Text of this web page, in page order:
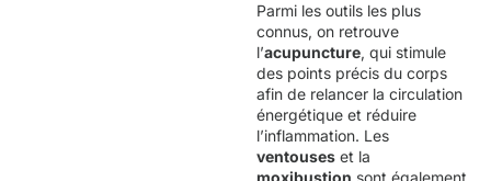
Parmi les outils les plus
connus, on retrouve
l’acupuncture, qui stimule
des points précis du corps
afin de relancer la circulation
énergétique et réduire
l’inflammation. Les
ventouses et la